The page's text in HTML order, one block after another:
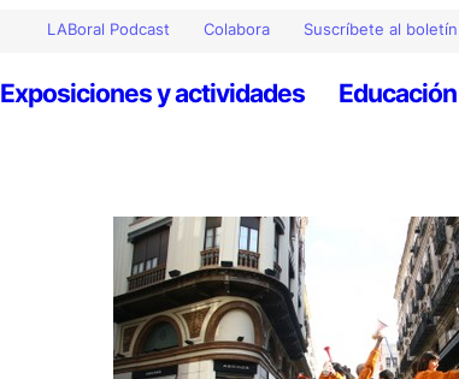
LABoral Podcast Colabora Suscríbete al boletín
Exposiciones y actividades Educación